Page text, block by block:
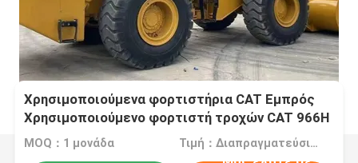
Χρησιμοποιούμενα φορτιστήρια CAT Εμπρός
Χρησιμοποιούμενο φορτιστή τροχών CAT 966H
MOQ：1 μονάδα Τιμή：Διαπραγματεύσιμος